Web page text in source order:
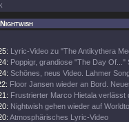
Lyric-Video zu "The Antikythera
Poppigr, grandiose "The Day Of..."
Schönes, neus Video. Lahmer
Floor Jansen wieder an Bord.
Frustrierter Marco Hietala verlässt
Nightwish gehen wieder auf
Atmosphärisches Lyric-Video